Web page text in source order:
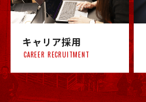
キャリア採用
CAREER RECRUITMENT